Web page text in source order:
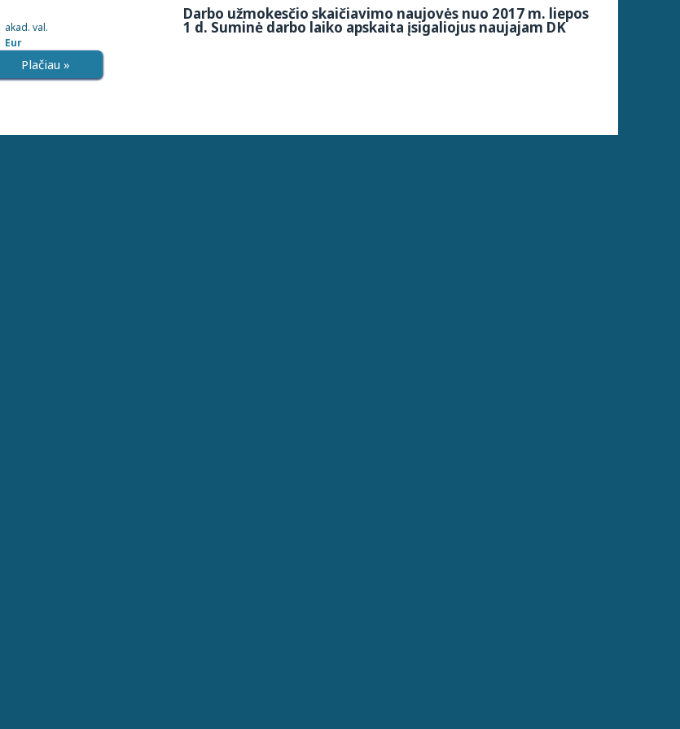
Darbo užmokesčio skaičiavimo naujovės nuo 2017 m. liepos
1 d. Suminė darbo laiko apskaita įsigaliojus naujajam DK
akad. val.
Eur
Plačiau »